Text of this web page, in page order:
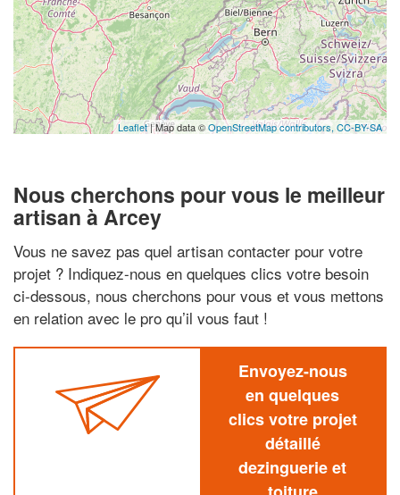
Leaflet| Map data ©OpenStreetMap contributors, CC-BY-SA
Nous cherchons pour vous le meilleur
artisan à Arcey
Vous ne savez pas quel artisan contacter pour votre
projet ? Indiquez-nous en quelques clics votre besoin
ci-dessous, nous cherchons pour vous et vous mettons
en relation avec le pro qu’il vous faut !
Envoyez-nous
en quelques
clics votre projet
détaillé
dezinguerie et